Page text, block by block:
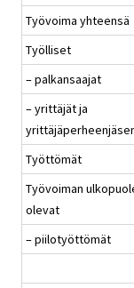
Työvoima yhteensä
Työlliset
– palkansaajat
– yrittäjät ja
Työttömät
Työvoiman
olevat
– piilotyöttömät